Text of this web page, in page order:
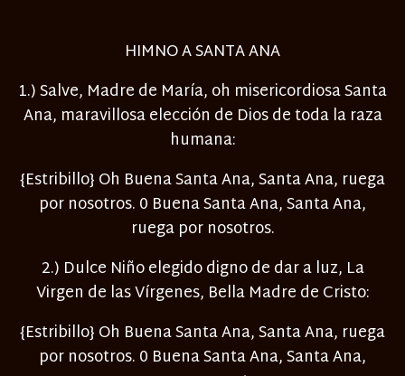
HIMNO A SANTA ANA
1.) Salve, Madre de María, oh misericordiosa Santa
Ana, maravillosa elección de Dios de toda la raza
humana:
{Estribillo} Oh Buena Santa Ana, Santa Ana, ruega
por nosotros. 0 Buena Santa Ana, Santa Ana,
ruega por nosotros.
2.) Dulce Niño elegido digno de dar a luz, La
Virgen de las Vírgenes, Bella Madre de Cristo:
{Estribillo} Oh Buena Santa Ana, Santa Ana, ruega
por nosotros. 0 Buena Santa Ana, Santa Ana,